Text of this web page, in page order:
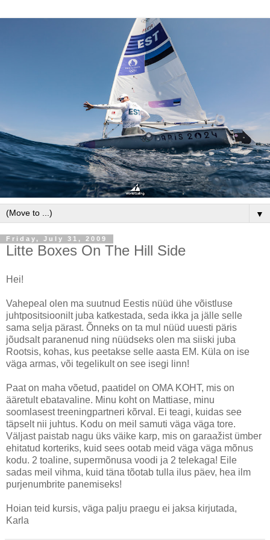
▼
Friday, July 31, 2009
Litte Boxes On The Hill Side
Hei!
Vahepeal olen ma suutnud Eestis nüüd ühe võistluse
juhtpositsioonilt juba katkestada, seda ikka ja jälle selle
sama selja pärast. Õnneks on ta mul nüüd uuesti päris
jõudsalt paranenud ning nüüdseks olen ma siiski juba
Rootsis, kohas, kus peetakse selle aasta EM. Küla on ise
väga armas, või tegelikult on see isegi linn!
Paat on maha võetud, paatidel on OMA KOHT, mis on
ääretult ebatavaline. Minu koht on Mattiase, minu
soomlasest treeningpartneri kõrval. Ei teagi, kuidas see
täpselt nii juhtus. Kodu on meil samuti väga väga tore.
Väljast paistab nagu üks väike karp, mis on garaažist ümber
ehitatud korteriks, kuid sees ootab meid väga väga mõnus
kodu. 2 toaline, supermõnusa voodi ja 2 telekaga! Eile
sadas meil vihma, kuid täna tõotab tulla ilus päev, hea ilm
purjenumbrite panemiseks!
Hoian teid kursis, väga palju praegu ei jaksa kirjutada,
Karla